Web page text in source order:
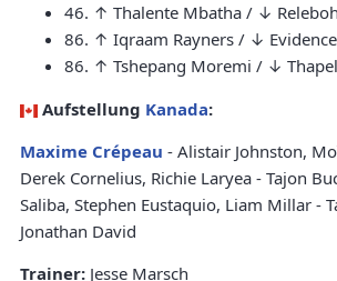
46. ↑ Thalente Mbatha / ↓
86. ↑ Iqraam Rayners / ↓
86. ↑ Tshepang Moremi / ↓
Aufstellung Kanada:
Maxime Crépeau - Alistair Johnston,
Derek Cornelius, Richie Laryea - Tajon
Saliba, Stephen Eustaquio, Liam Millar -
Jonathan David
Trainer: Jesse Marsch